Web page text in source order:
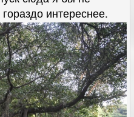
интереснее.